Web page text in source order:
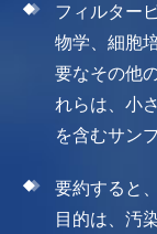
フィルター
物学、細胞
要なその他
れらは、小
を含むサン
要約すると
目的は、汚